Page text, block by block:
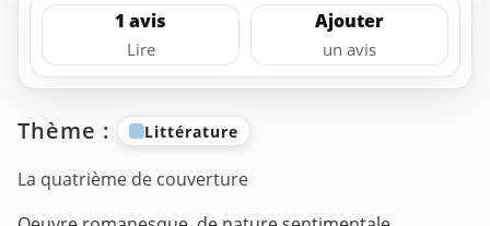
1 avis
Lire
Ajouter
un avis
Thème : Littérature
La quatrième de couverture